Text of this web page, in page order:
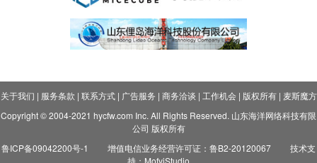
关于我们 | 服务条款 | 联系方式| 广告服务 | 商务洽谈 | 工作机会| 版权所有| 麦斯魔方
Copyright © 2004-2021 hycfw.com Inc. All Rights Reserved. 山东海洋网络科技有限
公司 版权所有
鲁ICP备09042200号-1
增值电信业务经营许可证：鲁B2-20120067
技术支